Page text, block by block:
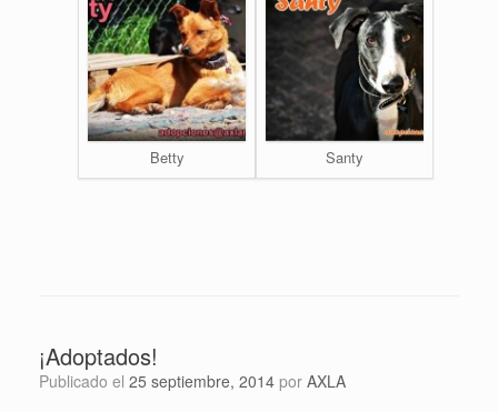
Betty Santy
¡Adoptados!
Publicado el 25 septiembre, 2014 por AXLA